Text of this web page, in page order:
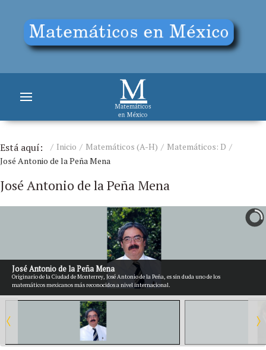
Está aquí: Inicio Matemáticos (A-H)
Matemáticos: D
José Antonio de la Peña Mena
José Antonio de la Peña Mena
José Antonio de la Peña Mena
Originario de la Ciudad de Monterrey, José Antonio de la Peña, es sin duda uno de los
matemáticos mexicanos más reconocidos a nivel internacional.